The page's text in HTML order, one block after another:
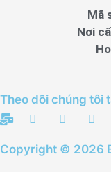
Mã
Nơi
Theo dõi chúng tôi
Copyright © 2026